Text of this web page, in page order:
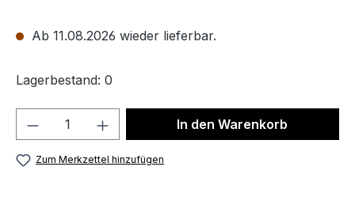
Ab 11.08.2026 wieder lieferbar.
Lagerbestand: 0
Produkt Anzahl: Gib denIn den Warenkorb
Zum Merkzettel hinzufügen